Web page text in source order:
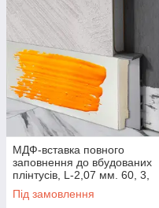
МДФ-вставка повного
заповнення до вбудованих
плінтусів, L-2,07 мм. 60, 3,
Металік
Під замовлення